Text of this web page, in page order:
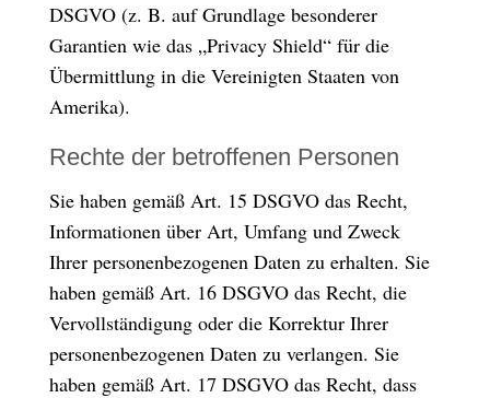
DSGVO (z. B. auf Grundlage besonderer
Garantien wie das „Privacy Shield“ für die
Übermittlung in die Vereinigten Staaten von
Amerika).
Rechte der betroffenen Personen
Sie haben gemäß Art. 15 DSGVO das Recht,
Informationen über Art, Umfang und Zweck
Ihrer personenbezogenen Daten zu erhalten. Sie
haben gemäß Art. 16 DSGVO das Recht, die
Vervollständigung oder die Korrektur Ihrer
personenbezogenen Daten zu verlangen. Sie
haben gemäß Art. 17 DSGVO das Recht, dass